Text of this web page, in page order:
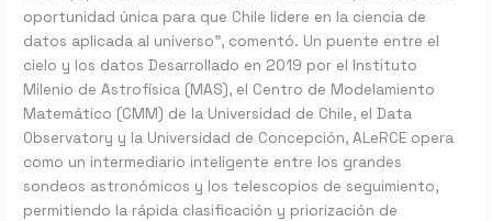
oportunidad única para que Chile lidere en la ciencia de
datos aplicada al universo”, comentó. Un puente entre el
cielo y los datos Desarrollado en 2019 por el Instituto
Milenio de Astrofísica (MAS), el Centro de Modelamiento
Matemático (CMM) de la Universidad de Chile, el Data
Observatory y la Universidad de Concepción, ALeRCE opera
como un intermediario inteligente entre los grandes
sondeos astronómicos y los telescopios de seguimiento,
permitiendo la rápida clasificación y priorización de